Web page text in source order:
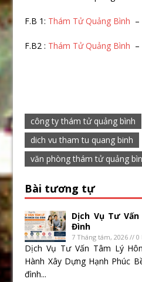
F.B 1: Thám Tử Quảng Bình –
F.B2 : Thám Tử Quảng Bình
công ty thám tử quảng bình
dich vu tham tu quang binh
văn phòng thám tử quảng
Bài tương tự
Dịch Vụ Tư
Đình
7 Tháng tám, 2026 //
Dịch Vụ Tư Vấn Tâm Lý
Hành Xây Dựng Hạnh Phúc
đình...